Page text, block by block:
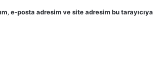
e-posta adresim ve site adresim bu tarayıcıya